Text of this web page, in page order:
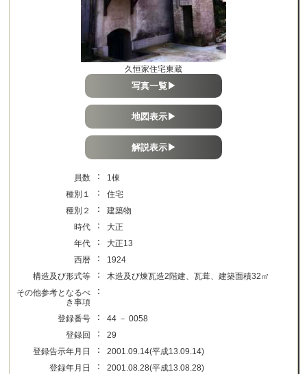
久恒家住宅東蔵
写真一覧▶
地図表示▶
解説表示▶
員数 ：
1棟
種別１
：
住宅
種別２
：
建築物
時代
：
大正
年代
：
大正13
西暦
：
1924
構造及び形式等
：
木造及び煉瓦造2階建、瓦葺、建築面積32㎡
その他参考となるべ
き事項
：
登録番号 ：
44 － 0058
登録回
：
29
登録告示年月日
：
2001.09.14(平成13.09.14)
登録年月日
：
2001.08.28(平成13.08.28)